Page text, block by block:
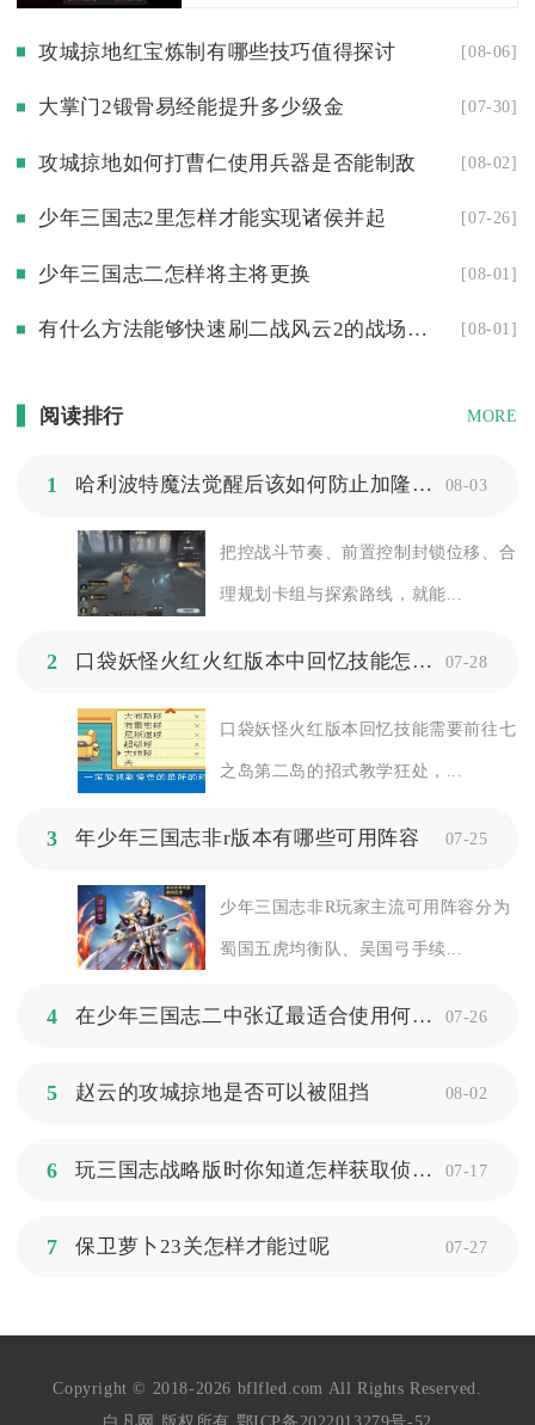
攻城掠地红宝炼制有哪些技巧值得探讨 [08-06]
大掌门2锻骨易经能提升多少级金 [07-30]
攻城掠地如何打曹仁使用兵器是否能制敌 [08-02]
少年三国志2里怎样才能实现诸侯并起 [07-26]
少年三国志二怎样将主将更换 [08-01]
有什么方法能够快速刷二战风云2的战场等级 [08-01]
阅读排行 MORE
1 哈利波特魔法觉醒后该如何防止加隆窃贼趁机逃跑 08-03
把控战斗节奏、前置控制封锁位移、合
理规划卡组与探索路线，就能...
2 口袋妖怪火红火红版本中回忆技能怎么学习 07-28
口袋妖怪火红版本回忆技能需要前往七
之岛第二岛的招式教学狂处，...
3 年少年三国志非r版本有哪些可用阵容 07-25
少年三国志非R玩家主流可用阵容分为
蜀国五虎均衡队、吴国弓手续...
4 在少年三国志二中张辽最适合使用何种神兵 07-26
5 赵云的攻城掠地是否可以被阻挡 08-02
6 玩三国志战略版时你知道怎样获取侦查情报吗 07-17
7 保卫萝卜23关怎样才能过呢 07-27
Copyright © 2018-2026 bflfled.com All Rights Reserved.